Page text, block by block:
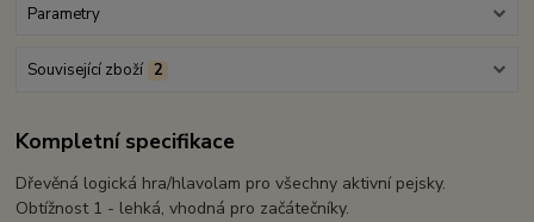
Parametry
Související zboží 2
Kompletní specifikace
Dřevěná logická hra/hlavolam pro všechny aktivní pejsky.
Obtížnost 1 - lehká, vhodná pro začátečníky.